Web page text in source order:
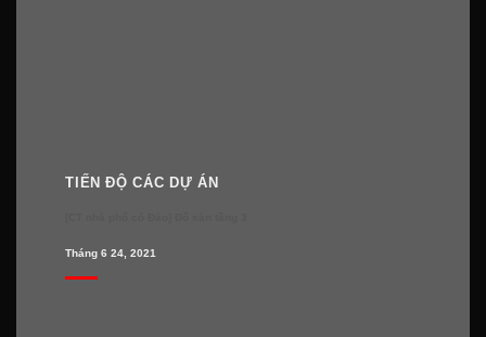
TIẾN ĐỘ CÁC DỰ ÁN
Tháng 6 24, 2021